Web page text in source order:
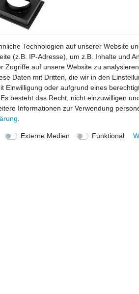
für
isoliert –
Geräten.
Technologien auf unserer Website
(z.B. IP-Adresse), um z.B. Inhalte und
Zugriffe auf unsere Website zu
Daten mit Dritten, die wir in den
Einwilligung oder aufgrund eines
besteht das Recht, nicht einzuwilligen
Informationen zur Verwendung
Externe Medien Funktional